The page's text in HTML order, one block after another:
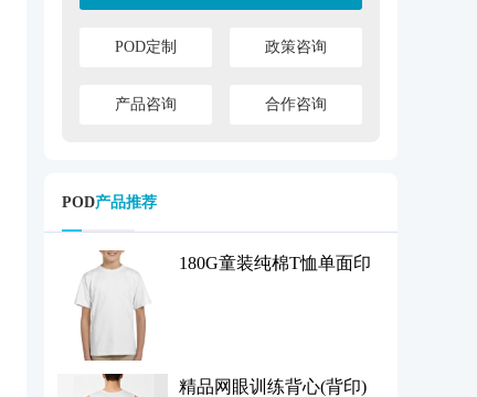
POD定制 政策咨询
产品咨询 合作咨询
POD产品推荐
180G童装纯棉T恤单面印
精品网眼训练背心(背印)